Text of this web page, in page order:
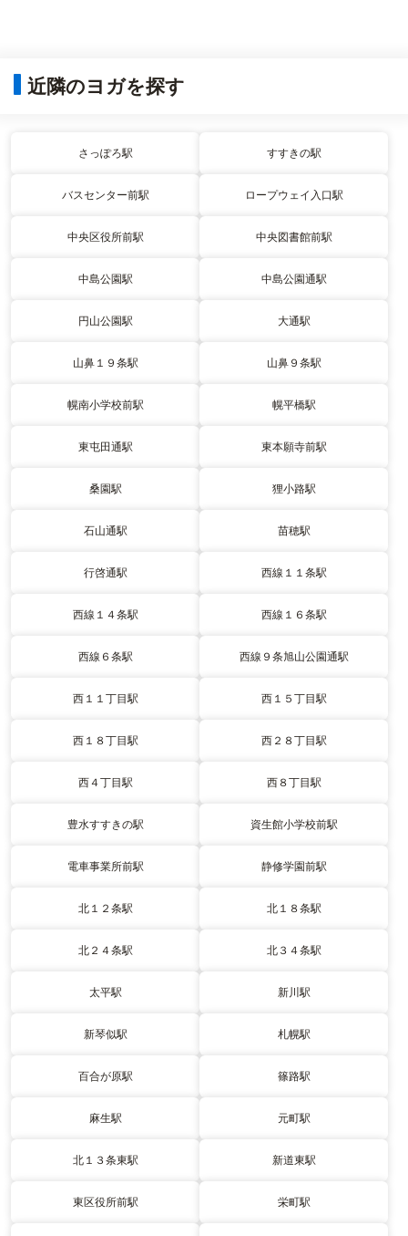
近隣のヨガを探す
さっぽろ駅 すすきの駅
バスセンター前駅 ロープウェイ入口駅
中央区役所前駅 中央図書館前駅
中島公園駅 中島公園通駅
円山公園駅 大通駅
山鼻１９条駅 山鼻９条駅
幌南小学校前駅 幌平橋駅
東屯田通駅 東本願寺前駅
桑園駅 狸小路駅
石山通駅 苗穂駅
行啓通駅 西線１１条駅
西線１４条駅 西線１６条駅
西線６条駅 西線９条旭山公園通駅
西１１丁目駅 西１５丁目駅
西１８丁目駅 西２８丁目駅
西４丁目駅 西８丁目駅
豊水すすきの駅 資生館小学校前駅
電車事業所前駅 静修学園前駅
北１２条駅 北１８条駅
北２４条駅 北３４条駅
太平駅 新川駅
新琴似駅 札幌駅
百合が原駅 篠路駅
麻生駅 元町駅
北１３条東駅 新道東駅
東区役所前駅 栄町駅